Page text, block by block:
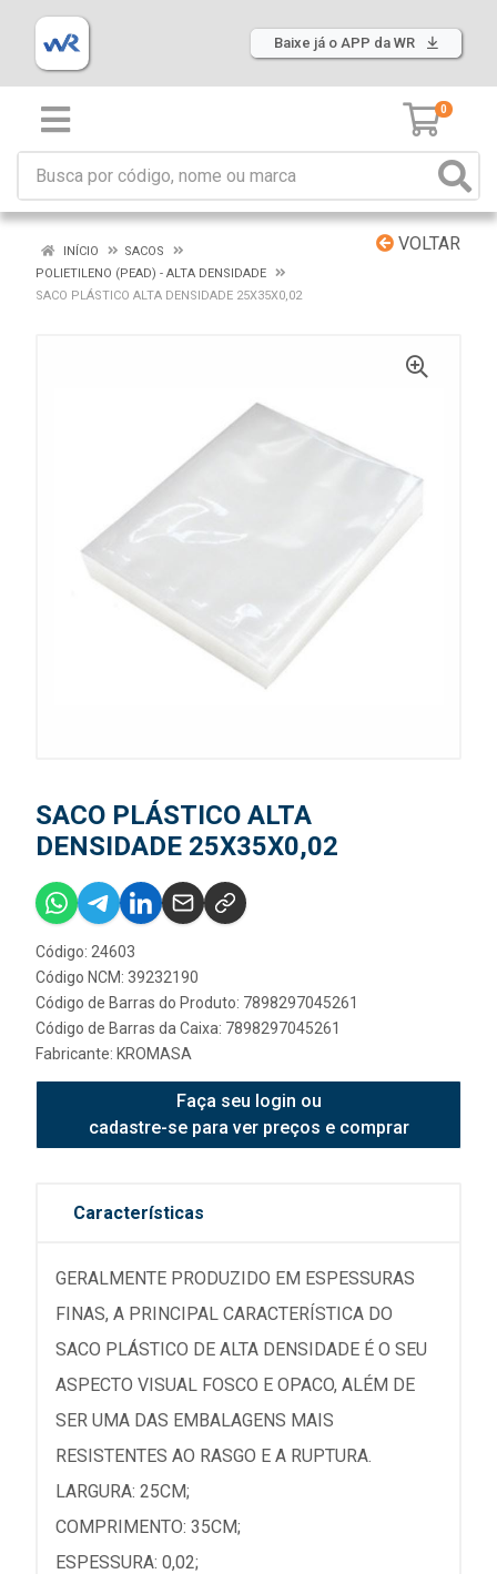
Baixe já o APP da WR
0
VOLTAR
INÍCIO
SACOS
POLIETILENO (PEAD) - ALTA DENSIDADE
SACO PLÁSTICO ALTA DENSIDADE 25X35X0,02
SACO PLÁSTICO ALTA
DENSIDADE 25X35X0,02
Código: 24603
Código NCM: 39232190
Código de Barras do Produto: 7898297045261
Código de Barras da Caixa: 7898297045261
Fabricante: KROMASA
Faça seu login ou
cadastre-se para ver preços e comprar
Características
GERALMENTE PRODUZIDO EM ESPESSURAS
FINAS, A PRINCIPAL CARACTERÍSTICA DO
SACO PLÁSTICO DE ALTA DENSIDADE É O SEU
ASPECTO VISUAL FOSCO E OPACO, ALÉM DE
SER UMA DAS EMBALAGENS MAIS
RESISTENTES AO RASGO E A RUPTURA.
LARGURA: 25CM;
COMPRIMENTO: 35CM;
ESPESSURA: 0,02;